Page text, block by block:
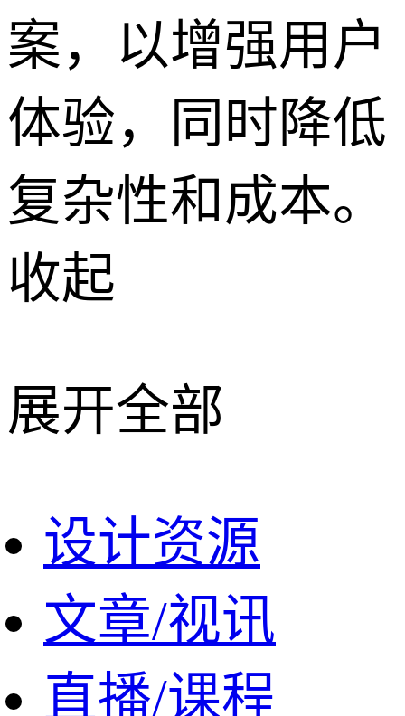
案，以增强用户
体验，同时降低
复杂性和成本。
收起
展开全部
设计资源
文章/视讯
直播/课程